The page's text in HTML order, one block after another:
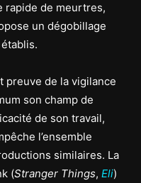
rapide de meurtres,
un dégobillage
preuve de la vigilance
son champ de
de son travail,
l’ensemble
similaires. La
(Stranger Things, Eli)